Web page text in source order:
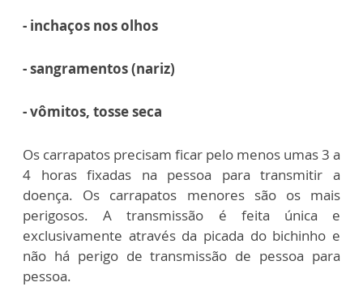
- inchaços nos olhos
- sangramentos (nariz)
- vômitos, tosse seca
Os carrapatos precisam ficar pelo menos umas 3 a
4 horas fixadas na pessoa para transmitir a
doença. Os carrapatos menores são os mais
perigosos. A transmissão é feita única e
exclusivamente através da picada do bichinho e
não há perigo de transmissão de pessoa para
pessoa.